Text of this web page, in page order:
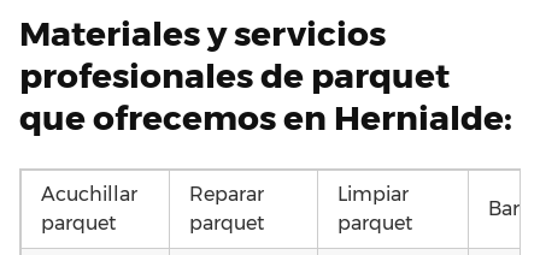
Materiales y servicios
profesionales de parquet
que ofrecemos en Hernialde:
Acuchillar
parquet
Reparar
parquet
Limpiar
parquet